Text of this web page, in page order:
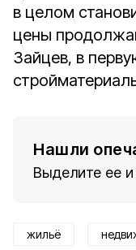
в целом
цены
Зайцев, в
Нашли
Выделите ее
жильё